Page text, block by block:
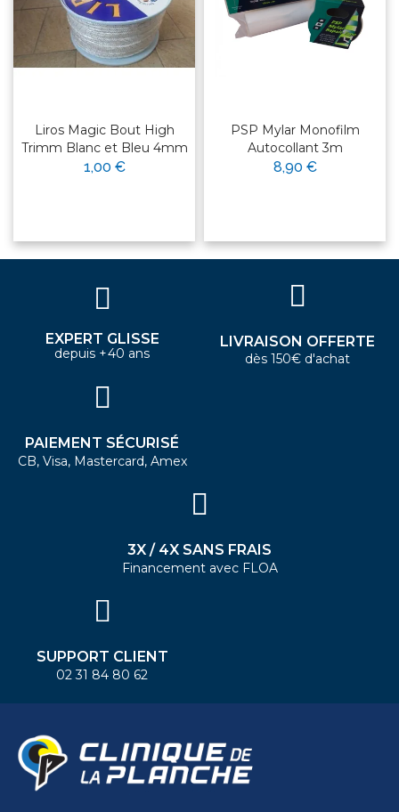
Liros Magic Bout High
Trimm Blanc et Bleu 4mm
1,00 €
PSP Mylar Monofilm
Autocollant 3m
8,90 €
EXPERT GLISSE
depuis +40 ans
LIVRAISON OFFERTE
dès 150€ d'achat
PAIEMENT SÉCURISÉ
CB, Visa, Mastercard, Amex
3X / 4X SANS FRAIS
Financement avec FLOA
SUPPORT CLIENT
02 31 84 80 62